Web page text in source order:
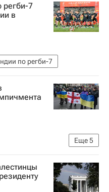
регби-7
в
по регби-7
Еще5
сил"
на Украине